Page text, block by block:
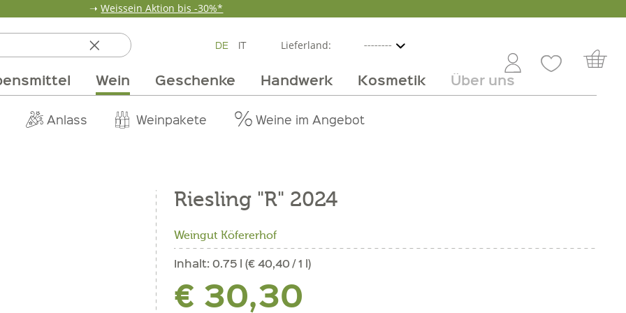
➝Weissein Aktion bis -30%*
DE IT Lieferland:
Wein Geschenke Handwerk Kosmetik Über uns
Erdbeerzeit Wandern
Getränke Vom Getreide Vorratskammer
Anlass Weinpakete Weine im Angebot
Verpackungen
& Öle Team Unsere Märkte Pur Exclusive Online
Riesling "R" 2024
Weingut Köfererhof
Inhalt:0.75 l (€ 40,40 / 1 l)
€ 30,30